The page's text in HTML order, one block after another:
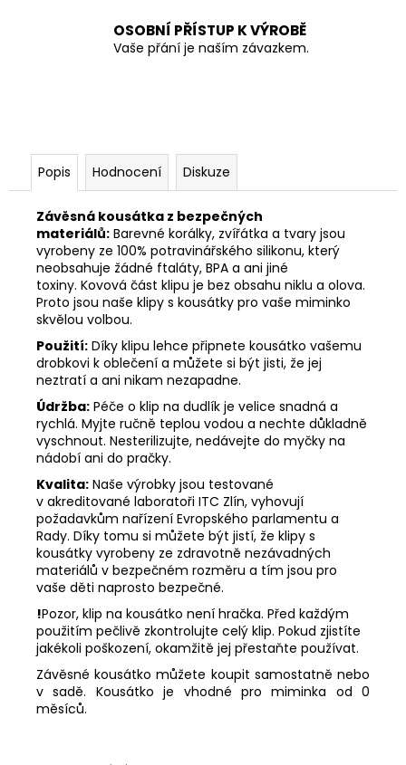
OSOBNÍ PŘÍSTUP K VÝROBĚ
Vaše přání je naším závazkem.
Popis Hodnocení Diskuze
Závěsná kousátka z bezpečných
materiálů: Barevné korálky, zvířátka a tvary jsou
vyrobeny ze 100% potravinářského silikonu, který
neobsahuje žádné ftaláty, BPA a ani jiné
toxiny. Kovová část klipu je bez obsahu niklu a olova.
Proto jsou naše klipy s kousátky pro vaše miminko
skvělou volbou.
Použití: Díky klipu lehce připnete kousátko vašemu
drobkovi k oblečení a můžete si být jisti, že jej
neztratí a ani nikam nezapadne.
Údržba: Péče o klip na dudlík je velice snadná a
rychlá. Myjte ručně teplou vodou a nechte důkladně
vyschnout. Nesterilizujte, nedávejte do myčky na
nádobí ani do pračky.
Kvalita: Naše výrobky jsou testované
v akreditované laboratoři ITC Zlín, vyhovují
požadavkům nařízení Evropského parlamentu a
Rady. Díky tomu si můžete být jistí, že klipy s
kousátky vyrobeny ze zdravotně nezávadných
materiálů v bezpečném rozměru a tím jsou pro
vaše děti naprosto bezpečné.
!Pozor, klip na kousátko není hračka. Před každým
použitím pečlivě zkontrolujte celý klip. Pokud zjistíte
jakékoli poškození, okamžitě jej přestaňte používat.
Závěsné kousátko můžete koupit samostatně nebo
v sadě. Kousátko je vhodné pro miminka od 0
měsíců.